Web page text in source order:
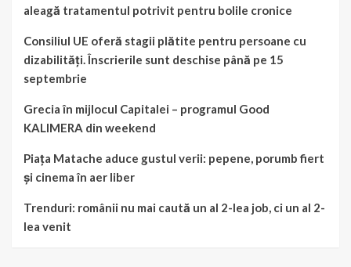
aleagă tratamentul potrivit pentru bolile cronice
Consiliul UE oferă stagii plătite pentru persoane cu
dizabilități. Înscrierile sunt deschise până pe 15
septembrie
Grecia în mijlocul Capitalei – programul Good
KALIMERA din weekend
Piața Matache aduce gustul verii: pepene, porumb fiert
și cinema în aer liber
Trenduri: românii nu mai caută un al 2-lea job, ci un al 2-
lea venit